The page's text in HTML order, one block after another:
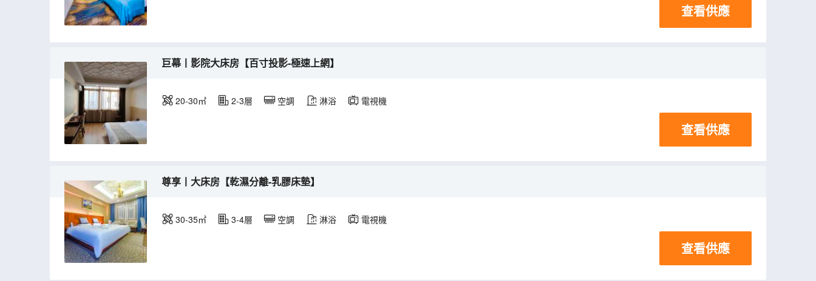
查看供應
巨幕丨影院大床房【百寸投影-極速上網】
20-30㎡ 2-3層 空調 淋浴 電視機
查看供應
尊享丨大床房【乾濕分離-乳膠床墊】
30-35㎡ 3-4層 空調 淋浴 電視機
查看供應